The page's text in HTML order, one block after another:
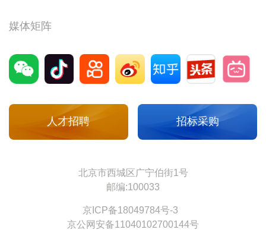
媒体矩阵
人才招聘 招标采购
北京市西城区广宁伯街1号
邮编:100033
京ICP备18049784号-3
京公网安备11040102700144号